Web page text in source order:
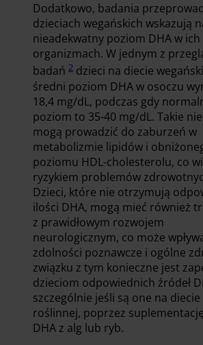
Dodatkowo, badania
dzieciach wegańskich wskazują
nieadekwatny poziom DHA w ich
organizmach. W jednym z
badań 2 dzieci na diecie
średni poziom DHA w osoczu
18,4 mg/dL, podczas gdy
poziom to 35-40 mg/dL. Takie
mogą prowadzić do zaburzeń w
metabolizmie lipidów i
poziomu HDL-cholesterolu, co
ryzykiem problemów
Dzieci, które nie otrzymują
ilości DHA, mogą mieć również
z prawidłowym rozwojem
neurologicznym, co może
zdolności poznawcze i ogólne
związku z tym konieczne jest
dzieciom odpowiednich źródeł
szczególnie jeśli są one na diecie
roślinnej, poprzez
DHA z alg lub ryb.